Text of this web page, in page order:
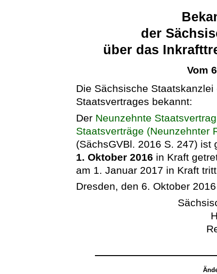
der
über das
Vom
Die Sächsische
Staatsvertrages bekannt:
Der Neunzehnte
Staatsverträge (Neunzehnter
(SächsGVBl. 2016 S. 247) ist
1. Oktober 2016 in Kraft
am 1. Januar 2017 in Kraft
Dresden, den 6. Oktober 2016